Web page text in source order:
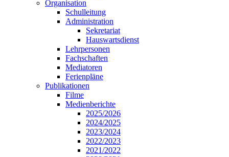
Organisation
Schulleitung
Administration
Sekretariat
Hauswartsdienst
Lehrpersonen
Fachschaften
Mediatoren
Ferienpläne
Publikationen
Filme
Medienberichte
2025/2026
2024/2025
2023/2024
2022/2023
2021/2022